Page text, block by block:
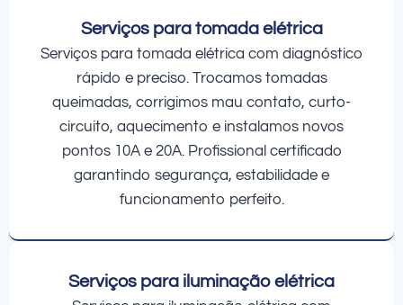
Serviços para tomada elétrica
Serviços para tomada elétrica com diagnóstico
rápido e preciso. Trocamos tomadas
queimadas, corrigimos mau contato, curto-
circuito, aquecimento e instalamos novos
pontos 10A e 20A. Profissional certificado
garantindo segurança, estabilidade e
funcionamento perfeito.
Serviços para iluminação elétrica